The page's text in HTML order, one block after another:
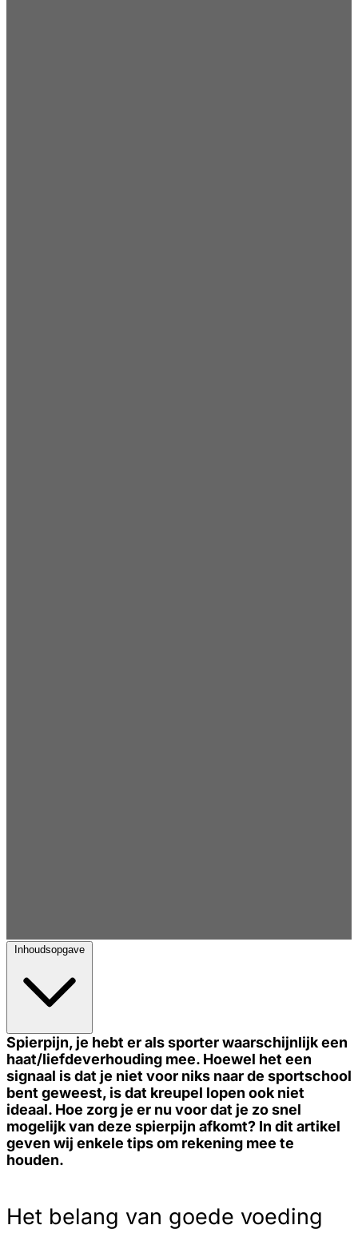
Inhoudsopgave
Spierpijn, je hebt er als sporter waarschijnlijk een
haat/liefdeverhouding mee. Hoewel het een
signaal is dat je niet voor niks naar de sportschool
bent geweest, is dat kreupel lopen ook niet
ideaal. Hoe zorg je er nu voor dat je zo snel
mogelijk van deze spierpijn afkomt? In dit artikel
geven wij enkele tips om rekening mee te
houden.
Het belang van goede voeding